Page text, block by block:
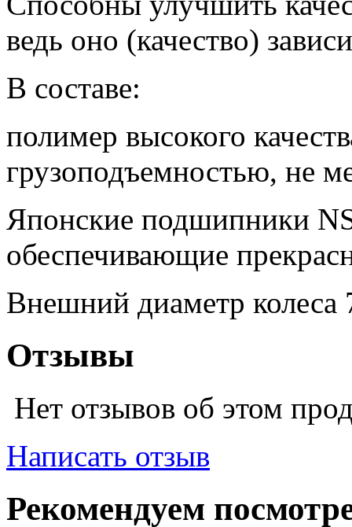
ведь оно (качество)
В составе:
полимер высокого
грузоподъемностью, не
Японские подшипники
обеспечивающие
Внешний диаметр колеса
Отзывы
Нет отзывов об этом
Написать отзыв
Рекомендуем